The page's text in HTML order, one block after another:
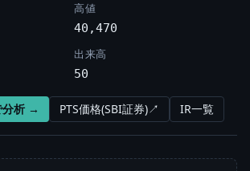
高値
40,470
出来高
50
分析 → PTS価格(SBI証券)↗ IR一覧